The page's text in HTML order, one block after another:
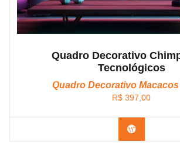
Quadro Decorativo
Tecnológicos
Quadro Decorativo Macacos
R$ 397,00
Confira os